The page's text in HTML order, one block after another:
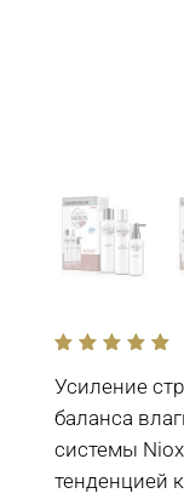
of
Усиление
баланса
системы
тенденцией